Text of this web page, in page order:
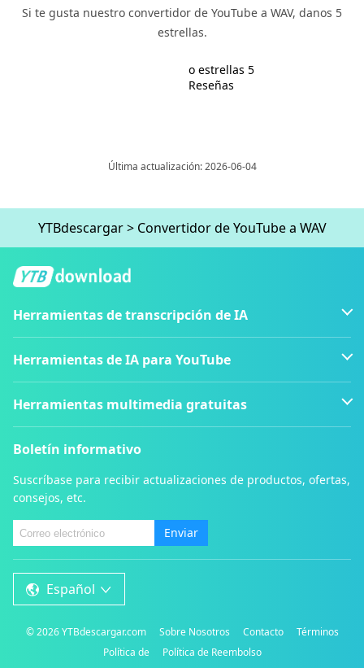
Si te gusta nuestro convertidor de YouTube a WAV, danos 5
estrellas.
o estrellas 5
Reseñas
Última actualización: 2026-06-04
YTBdescargar> Convertidor de YouTube a WAV
Herramientas de transcripción de IA
Herramientas de IA para YouTube
Herramientas multimedia gratuitas
Boletín informativo
Suscríbase para recibir actualizaciones de productos, ofertas,
consejos, etc.
Enviar
Español
©2026YTBdescargar.com Sobre Nosotros Contacto
Términos
Política de
Política de Reembolso